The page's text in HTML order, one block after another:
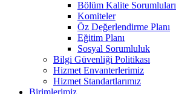
Bölüm Kalite Sorumluları
Komiteler
Öz Değerlendirme Planı
Eğitim Planı
Sosyal Sorumluluk
Bilgi Güvenliği Politikası
Hizmet Envanterlerimiz
Hizmet Standartlarımız
Birimlerimiz